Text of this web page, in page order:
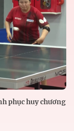
phục huy chương